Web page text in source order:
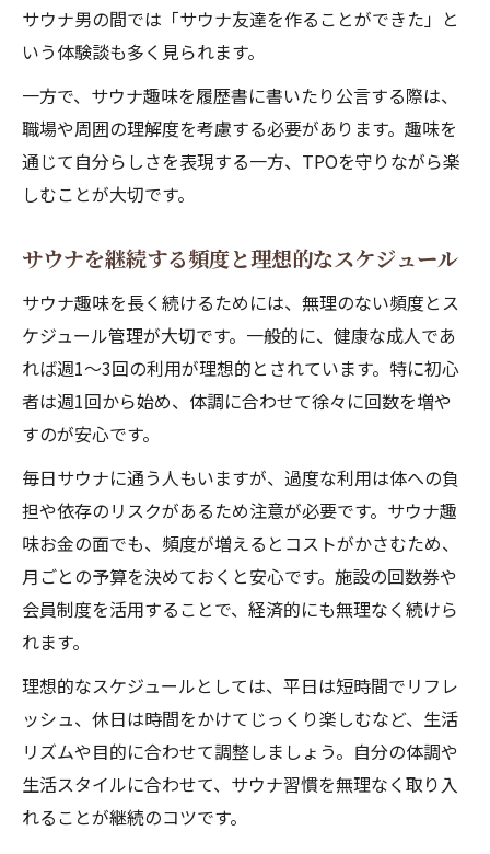
サウナ男の間では「サウナ友達を作ることができた」と
いう体験談も多く見られます。
一方で、サウナ趣味を履歴書に書いたり公言する際は、
職場や周囲の理解度を考慮する必要があります。趣味を
通じて自分らしさを表現する一方、TPOを守りながら楽
しむことが大切です。
サウナを継続する頻度と理想的なスケジュール
サウナ趣味を長く続けるためには、無理のない頻度とス
ケジュール管理が大切です。一般的に、健康な成人であ
れば週1～3回の利用が理想的とされています。特に初心
者は週1回から始め、体調に合わせて徐々に回数を増や
すのが安心です。
毎日サウナに通う人もいますが、過度な利用は体への負
担や依存のリスクがあるため注意が必要です。サウナ趣
味お金の面でも、頻度が増えるとコストがかさむため、
月ごとの予算を決めておくと安心です。施設の回数券や
会員制度を活用することで、経済的にも無理なく続けら
れます。
理想的なスケジュールとしては、平日は短時間でリフレ
ッシュ、休日は時間をかけてじっくり楽しむなど、生活
リズムや目的に合わせて調整しましょう。自分の体調や
生活スタイルに合わせて、サウナ習慣を無理なく取り入
れることが継続のコツです。